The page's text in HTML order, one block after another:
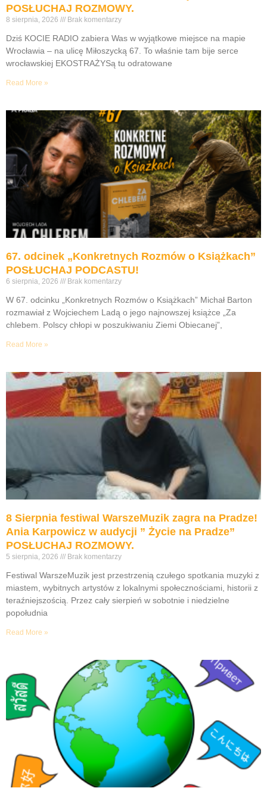
POSŁUCHAJ ROZMOWY.
8 sierpnia, 2026 Brak komentarzy
Dziś KOCIE RADIO zabiera Was w wyjątkowe miejsce na mapie
Wrocławia – na ulicę Miłoszycką 67. To właśnie tam bije serce
wrocławskiej EKOSTRAŻYSą tu odratowane
Read More »
67. odcinek „Konkretnych Rozmów o Książkach”
POSŁUCHAJ PODCASTU!
6 sierpnia, 2026 Brak komentarzy
W 67. odcinku „Konkretnych Rozmów o Książkach” Michał Barton
rozmawiał z Wojciechem Ladą o jego najnowszej książce „Za
chlebem. Polscy chłopi w poszukiwaniu Ziemi Obiecanej”,
Read More »
8 Sierpnia festiwal WarszeMuzik zagra na Pradze!
Ania Karpowicz w audycji ” Życie na Pradze”
POSŁUCHAJ ROZMOWY.
5 sierpnia, 2026 Brak komentarzy
Festiwal WarszeMuzik jest przestrzenią czułego spotkania muzyki z
miastem, wybitnych artystów z lokalnymi społecznościami, historii z
teraźniejszością. Przez cały sierpień w sobotnie i niedzielne
popołudnia
Read More »